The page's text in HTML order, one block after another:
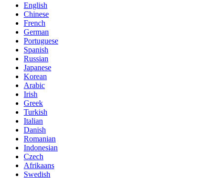
English
Chinese
French
German
Portuguese
Spanish
Russian
Japanese
Korean
Arabic
Irish
Greek
Turkish
Italian
Danish
Romanian
Indonesian
Czech
Afrikaans
Swedish